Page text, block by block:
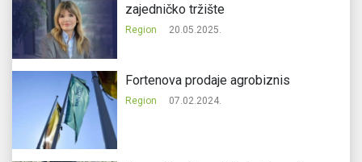
zajedničko tržište
Region 20.05.2025.
Fortenova prodaje agrobiznis
Region 07.02.2024.